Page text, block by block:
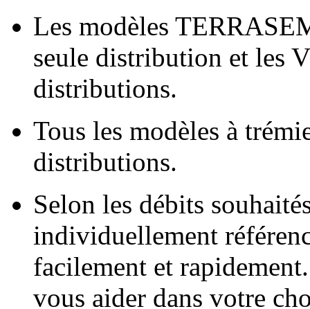
Les modèles
seule distribution et les
distributions.
Tous les modèles à
distributions.
Selon les débits
individuellement
facilement et
vous aider dans votre